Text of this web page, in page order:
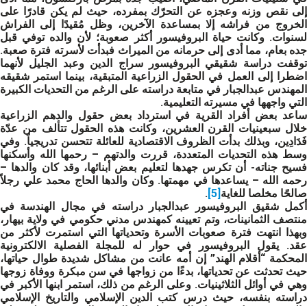
إلى نقص وزنه وعجزه عن التحرّك بمفرده، حيث لم يكن قادرًا على
الخروج من فراشه إلا بمساعدة الآخرين، وظل مُقيدًا إلى الفراش
لسنوات. وكانت حياة البروفيسور أكثر صعوبة؛ لأن والده توفي قبل
جده بعام، مما أدى إلى حرمانه من الميراث فبدأت لأسرته فترة صعبة.
توقفت دراسة شقيقي البروفيسور سراج الدين وعبد الجليل لأنهما
اضطرا إلى العمل في الحقول الزراعية المتبقية، بينما استمر شقيقه
المهندس عبدالجبار في متابعة دراسته على الرغم من التحديات الكبيرة
التي واجهها في مسيرته التعليمية.
ساعد بعض أفراد القرية في استرداد بعض حقول والدهم الزراعية
خلال سبعينيات القرن العشرين، وكانت هذه الحقول تتألف من عدّة
فَدَادِين، وبذلك بدأت الظروف الاقتصادية للعائلة تتحسن تدريجياً. وفي
وسط هذه التحديات المتعددة، قررت والدتهم – رحمها الله وأسكنها
فسيح جناته- أن تكرس جهدها لتعليم بعض أبنائها، وقد كان والدها –
رحمه الله – يساعدها في مهمتها. وكان والدها الحاج محمد علي رجلاً
صالحًا مخلصا للغاية
.
أكمل شقيق البروفيسور عبدالجبار دراسته في مجال الهندسة في
منتصف الثمانينات، وتم تعيينه كمهندس مدني حكومي في ولاية بيهار،
وبهذا انتهت فترة صعوبات الأسرة وتحدياتها التي استمرت لأكثر من
عقد. يقول البروفيسور في حوار له للمجلة الفصلية الالكترونية
المحكمة “أقلام الهند” إن أمه عانت من مشاكل شديدة طوال حياتها،
حيث تحدثت عن تحدياتها، بدءًا من زواجها في سن مبكرة ووفاة زوجها
وهي في أوائل الثلاثينيات. وعلى الرغم من ذلك، استمر ابنها الأكبر في
دراسته بنفسه، حيث درس كتب الدين الإسلامي والتاريخ الإسلامي